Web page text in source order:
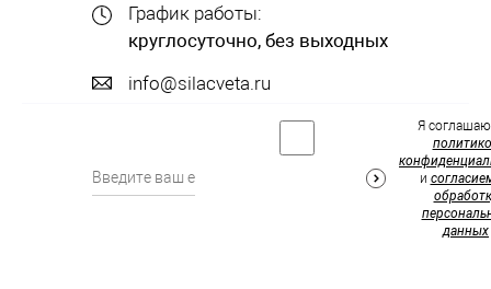
График работы:
круглосуточно, без выходных
info@silacveta.ru
Я
и
данных